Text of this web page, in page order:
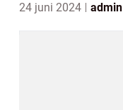
24 juni 2024 admin